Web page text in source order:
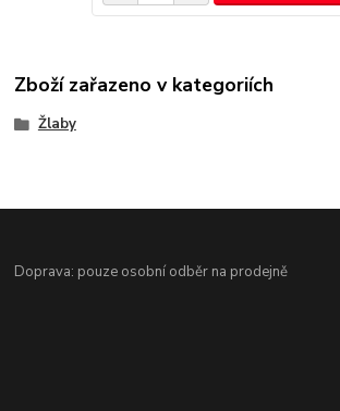
Zboží zařazeno v kategoriích
Žlaby
Doprava: pouze osobní odběr na prodejně